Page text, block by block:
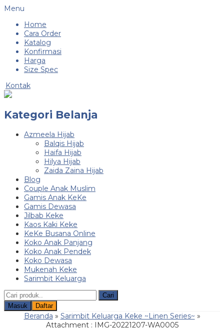
Menu
Home
Cara Order
Katalog
Konfirmasi
Harga
Size Spec
Kontak
Kategori Belanja
Azmeela Hijab
Balqis Hijab
Haifa Hijab
Hilya Hijab
Zaida Zaina Hijab
Blog
Couple Anak Muslim
Gamis Anak KeKe
Gamis Dewasa
Jilbab Keke
Kaos Kaki Keke
KeKe Busana Online
Koko Anak Panjang
Koko Anak Pendek
Koko Dewasa
Mukenah Keke
Sarimbit Keluarga
Cari
Masuk
Daftar
Beranda » Sarimbit Keluarga Keke ~Linen Series~ »
Attachment : IMG-20221207-WA0005